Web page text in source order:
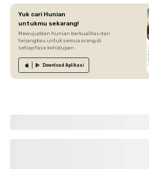
Yuk cari Hunian
untukmu sekarang!
Mewujudkan hunian berkualitas dan
terjangkau untuk semua orang di
setiap fase kehidupan.
Download Aplikasi